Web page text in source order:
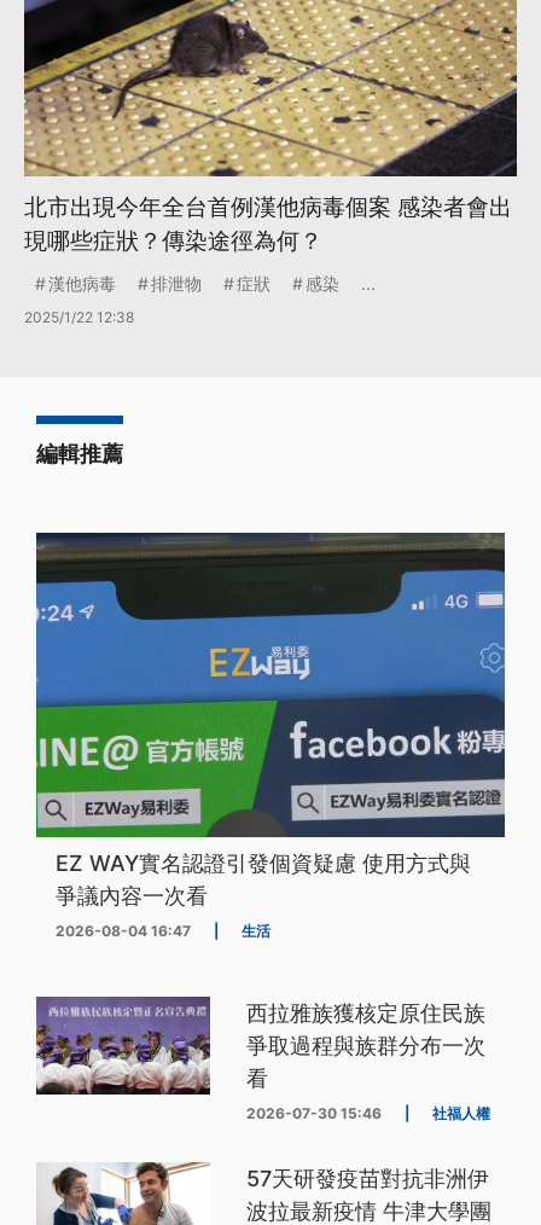
北市出現今年全台首例漢他病毒個案 感染者會出
現哪些症狀？傳染途徑為何？
漢他病毒 排泄物 症狀 感染 ...
2025/1/22 12:38
編輯推薦
EZ WAY實名認證引發個資疑慮 使用方式與
爭議內容一次看
2026-08-04 16:47 生活
西拉雅族獲核定原住民族
爭取過程與族群分布一次
看
2026-07-30 15:46 社福人權
57天研發疫苗對抗非洲伊
波拉最新疫情 牛津大學團